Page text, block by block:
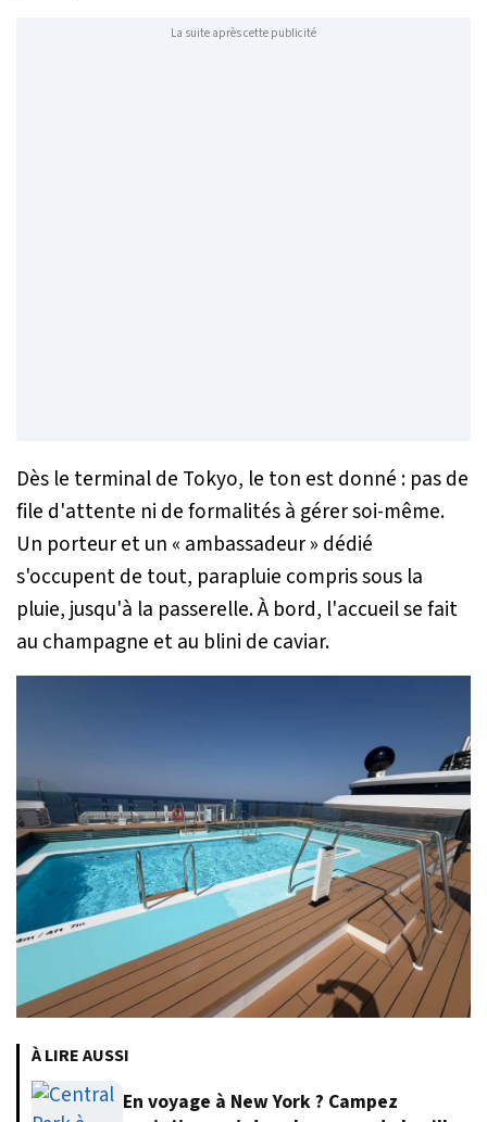
La suite après cette publicité
Dès le terminal de Tokyo, le ton est donné : pas de
file d'attente ni de formalités à gérer soi-même.
Un porteur et un « ambassadeur » dédié
s'occupent de tout, parapluie compris sous la
pluie, jusqu'à la passerelle. À bord, l'accueil se fait
au champagne et au blini de caviar.
À LIRE AUSSI
En voyage à New York ? Campez